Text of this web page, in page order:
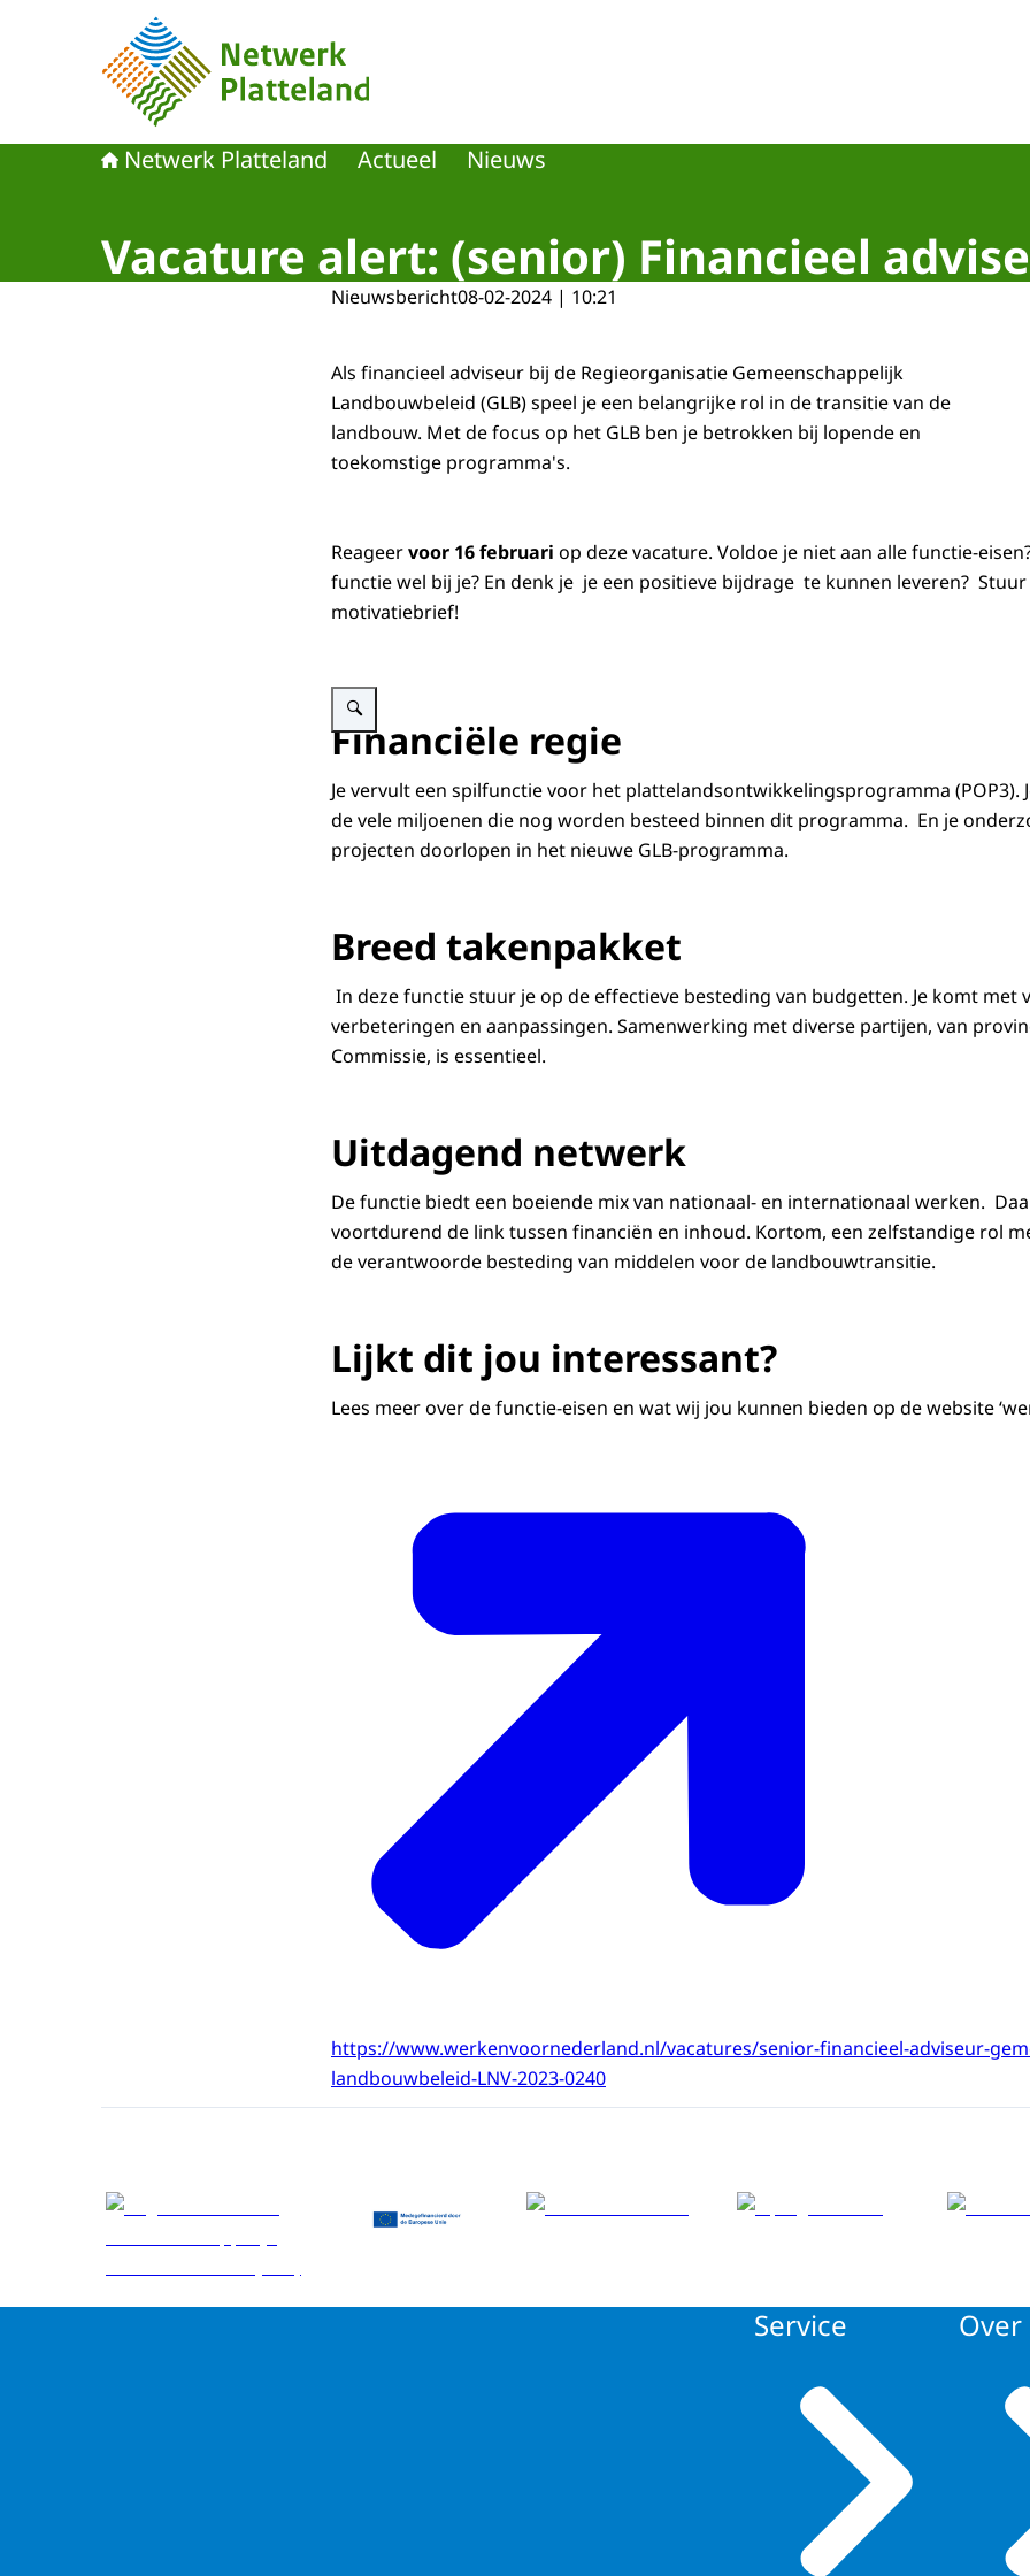
Naar de homepage van Netwerk Platteland
Netwerk Platteland Actueel Nieuws
Vacature alert: (senior) Financieel
Nieuwsbericht08-02-2024 | 10:21
Als financieel adviseur bij de Regieorganisatie Gemeenschappelijk
Landbouwbeleid (GLB) speel je een belangrijke rol in de transitie van de
landbouw. Met de focus op het GLB ben je betrokken bij lopende en
toekomstige programma's.
Reageervoor 16 februari op deze vacature. Voldoe je niet aan alle functie-
functie wel bij je? En denk je je een positieve bijdrage te kunnen leveren?
motivatiebrief!
Vergroot afbeelding Blauw vak met witte letters tekst Job alert
Financiële regie
Je vervult een spilfunctie voor het plattelandsontwikkelingsprogramma (POP3).
de vele miljoenen die nog worden besteed binnen dit programma. En je
projecten doorlopen in het nieuwe GLB-programma.
Breed takenpakket
In deze functie stuur je op de effectieve besteding van budgetten. Je komt met
verbeteringen en aanpassingen. Samenwerking met diverse partijen, van
Commissie, is essentieel.
Uitdagend netwerk
De functie biedt een boeiende mix van nationaal- en internationaal werken.
voortdurend de link tussen financiën en inhoud. Kortom, een zelfstandige rol
de verantwoorde besteding van middelen voor de landbouwtransitie.
Lijkt dit jou interessant?
Lees meer over de functie-eisen en wat wij jou kunnen bieden op de website
https://www.werkenvoornederland.nl/vacatures/senior-financieel-adviseur-
landbouwbeleid-LNV-2023-0240
Service Over